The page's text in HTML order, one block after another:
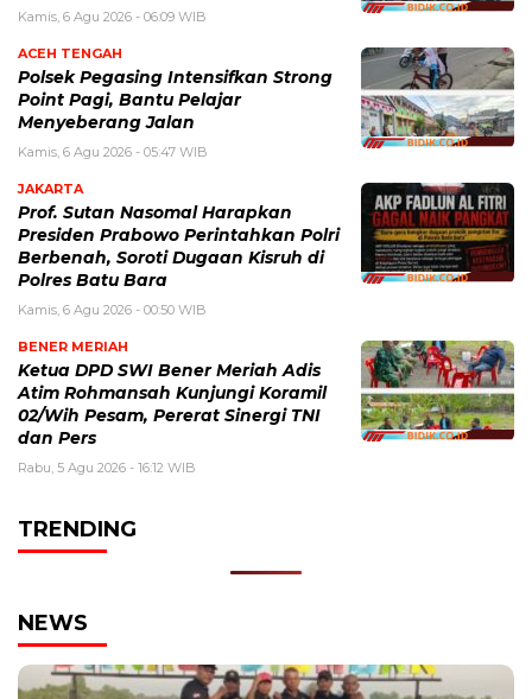
Kamis, 6 Agu 2026 - 06:09 WIB
ACEH TENGAH
Polsek Pegasing Intensifkan Strong
Point Pagi, Bantu Pelajar
Menyeberang Jalan
Kamis, 6 Agu 2026 - 05:47 WIB
JAKARTA
Prof. Sutan Nasomal Harapkan
Presiden Prabowo Perintahkan Polri
Berbenah, Soroti Dugaan Kisruh di
Polres Batu Bara
Kamis, 6 Agu 2026 - 00:50 WIB
BENER MERIAH
Ketua DPD SWI Bener Meriah Adis
Atim Rohmansah Kunjungi Koramil
02/Wih Pesam, Pererat Sinergi TNI
dan Pers
Rabu, 5 Agu 2026 - 16:12 WIB
TRENDING
NEWS